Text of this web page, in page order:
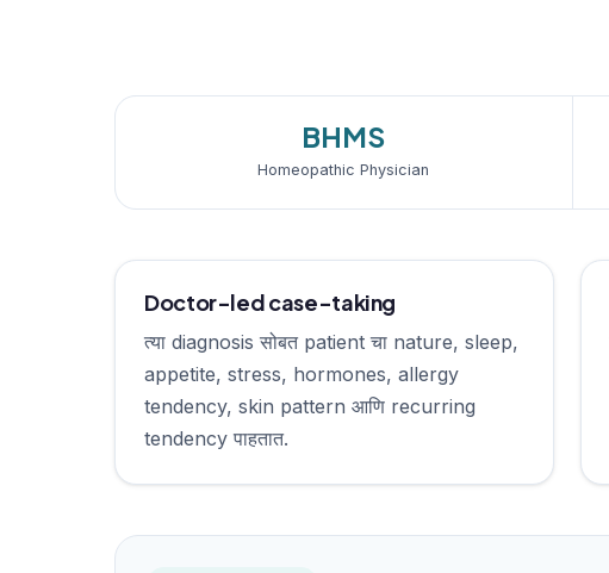
BHMS
Homeopathic Physician
Doctor-led case-taking
त्या diagnosis सोबत patient चा nature, sleep,
appetite, stress, hormones, allergy
tendency, skin pattern आणि recurring
tendency पाहतात.